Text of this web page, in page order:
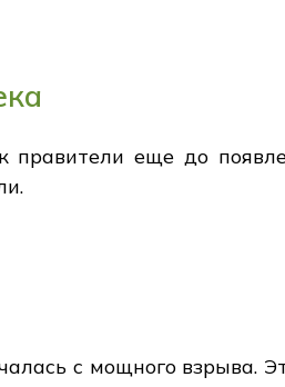
правители еще до
с мощного взрыва.